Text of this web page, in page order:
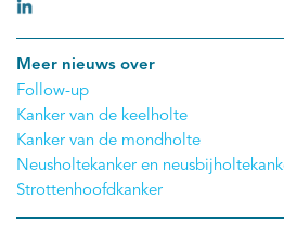
Meer nieuws over
Follow-up
Kanker van de keelholte
Kanker van de mondholte
Neusholtekanker en
Strottenhoofdkanker